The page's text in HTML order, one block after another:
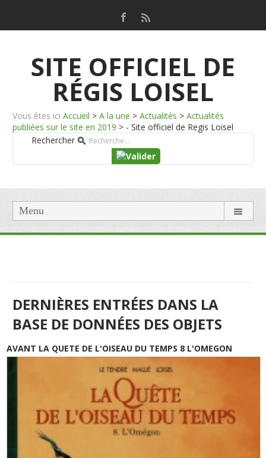
SITE OFFICIEL DE
RÉGIS LOISEL
Vous êtes ici Accueil > A la une > Actualités > Actualités
publiées sur le site en 2019 > - Site officiel de Regis Loisel
Rechercher
Menu
DERNIÈRES ENTRÉES DANS LA
BASE DE DONNÉES DES OBJETS
AVANT LA QUETE DE L'OISEAU DU TEMPS 8 L'OMEGON